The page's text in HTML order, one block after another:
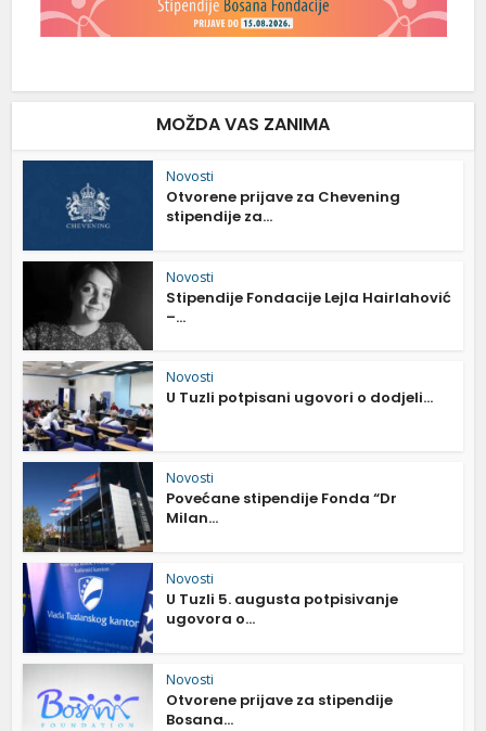
MOŽDA VAS ZANIMA
Novosti
Otvorene prijave za Chevening
stipendije za...
Novosti
Stipendije Fondacije Lejla Hairlahović
–...
Novosti
U Tuzli potpisani ugovori o dodjeli...
Novosti
Povećane stipendije Fonda “Dr
Milan...
Novosti
U Tuzli 5. augusta potpisivanje
ugovora o...
Novosti
Otvorene prijave za stipendije
Bosana...